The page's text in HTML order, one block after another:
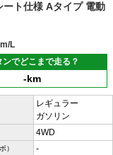
ト仕様 Aタイプ 電動
L
ンでどこまで走る？
-km
レギュラー
ガソリン
4WD
） -